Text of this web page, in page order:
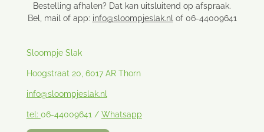
Bestelling afhalen? Dat kan uitsluitend op afspraak.
Bel, mail of app: info@sloompjeslak.nl of 06-44009641
Sloompje Slak
Hoogstraat 20, 6017 AR Thorn
info@sloompjeslak.nl
tel: 06-44009641 / Whatsapp